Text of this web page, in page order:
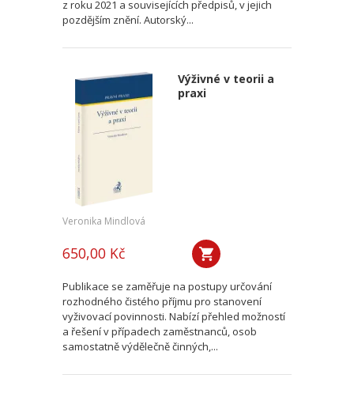
z roku 2021 a souvisejících předpisů, v jejich
pozdějším znění. Autorský...
Výživné v teorii a
praxi
Veronika Mindlová
650,00 Kč
Publikace se zaměřuje na postupy určování
rozhodného čistého příjmu pro stanovení
vyživovací povinnosti. Nabízí přehled možností
a řešení v případech zaměstnanců, osob
samostatně výdělečně činných,...